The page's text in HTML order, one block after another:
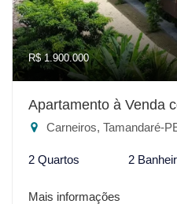
R$ 1.900.000
Apartamento à Venda
Carneiros, Tamandaré-
2 Quartos 2
Mais informações